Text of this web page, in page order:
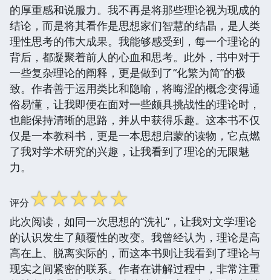
的厚重感和说服力。我不再是将那些理论视为现成的
结论，而是将其看作是思想家们智慧的结晶，是人类
理性思考的伟大成果。我能够感受到，每一个理论的
背后，都凝聚着前人的心血和思考。此外，书中对于
一些复杂理论的阐释，更是做到了“化繁为简”的极
致。作者善于运用类比和隐喻，将晦涩的概念变得通
俗易懂，让我即便在面对一些颇具挑战性的理论时，
也能保持清晰的思路，并从中获得乐趣。这本书不仅
仅是一本教科书，更是一本思想启蒙的读物，它点燃
了我对学术研究的兴趣，让我看到了理论的无限魅
力。
评分☆☆☆☆☆
此次阅读，如同一次思想的“洗礼”，让我对文学理论
的认识发生了颠覆性的改变。我曾经认为，理论是高
高在上、脱离实际的，而这本书则让我看到了理论与
现实之间紧密的联系。作者在讲解过程中，非常注重